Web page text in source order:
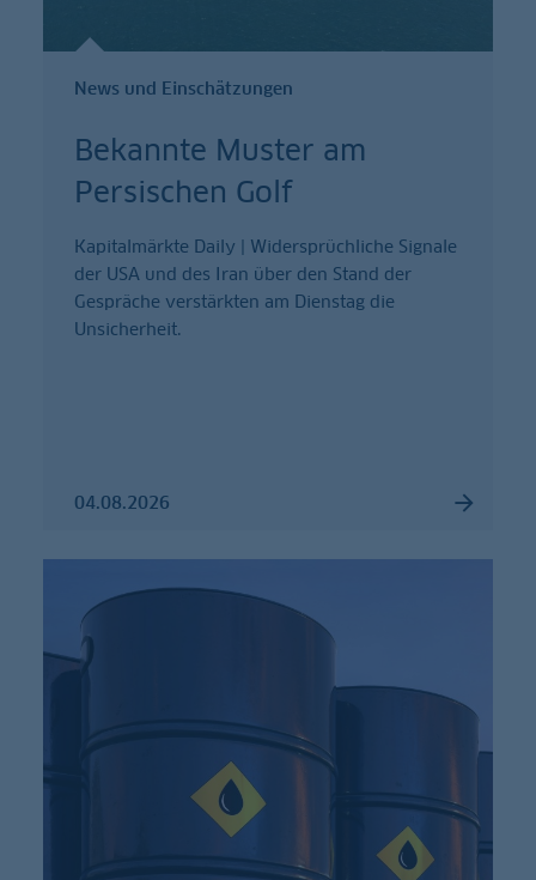
News und Einschätzungen
Bekannte Muster am
Persischen Golf
Kapitalmärkte Daily | Widersprüchliche Signale
der USA und des Iran über den Stand der
Gespräche verstärkten am Dienstag die
Unsicherheit.
04.08.2026